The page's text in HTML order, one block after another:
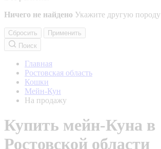
Ничего не найдено Укажите другую породу
Сбросить
Применить
Поиск
Главная
Ростовская область
Кошки
Мейн-Кун
На продажу
Купить мейн-Куна в
Ростовской области